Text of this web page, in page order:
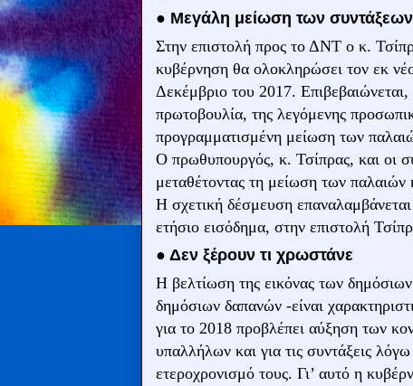
● Μεγάλη μείωση των συντάξεων
Στην επιστολή προς το ΔΝΤ ο κ.
κυβέρνηση θα ολοκληρώσει τον εκ
Δεκέμβριο του 2017.
πρωτοβουλία, της λεγόμενης
προγραμματισμένη μείωση των
Ο πρωθυπουργός, κ. Τσίπρας, και οι
μεταθέτοντας τη μείωση των
Η σχετική δέσμευση
ετήσιο εισόδημα, στην επιστολή
● Δεν ξέρουν τι χρωστάνε
Η βελτίωση της εικόνας των
δημόσιων δαπανών -είναι
για το 2018 προβλέπει αύξηση των
υπαλλήλων και για τις συντάξεις
ετεροχρονισμό τους. Γι’ αυτό η